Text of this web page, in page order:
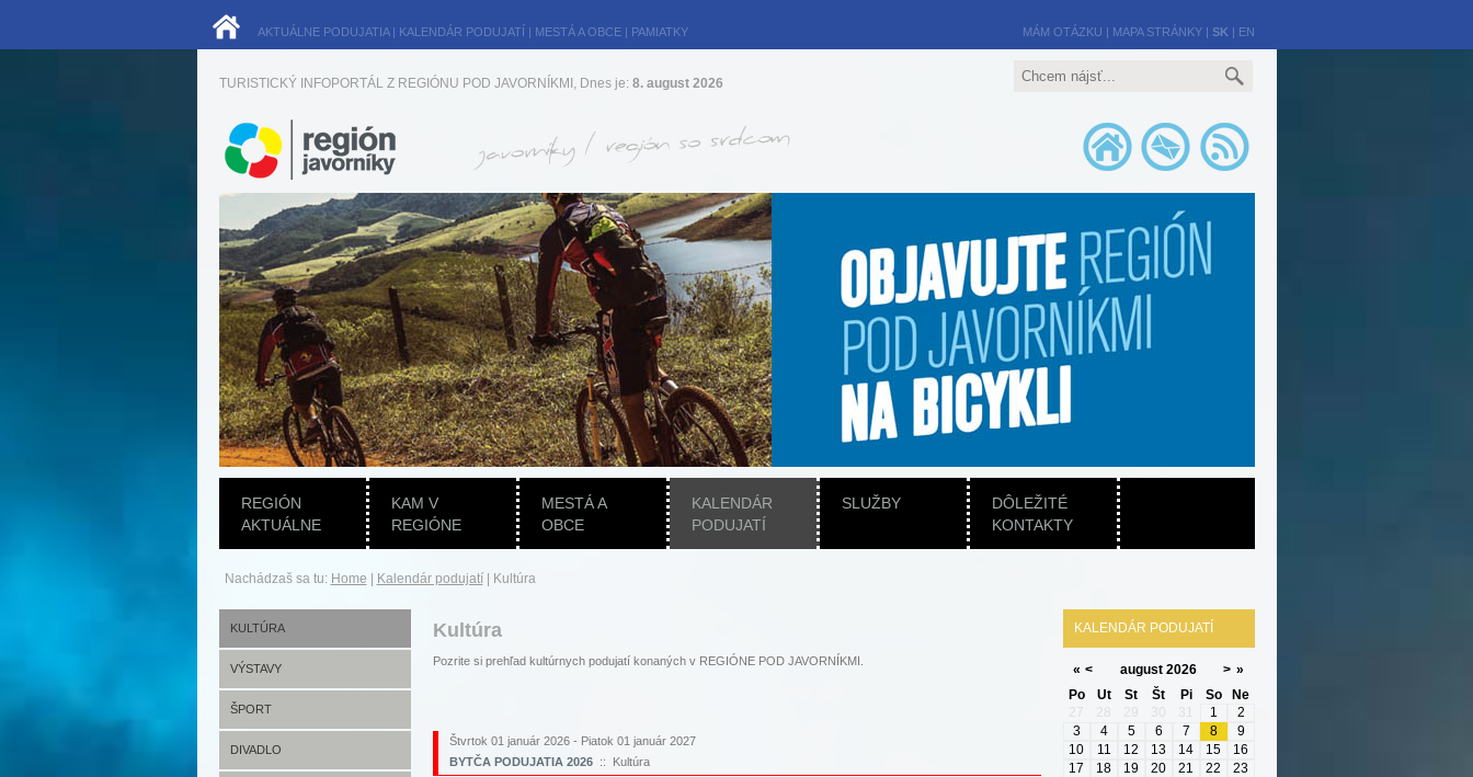
AKTUÁLNE PODUJATIA| KALENDÁR PODUJATÍ | MESTÁ A OBCE| PAMIATKY MÁM OTÁZKU | MAPA STRÁNKY| SK | EN
TURISTICKÝ INFOPORTÁL Z REGIÓNU POD JAVORNÍKMI, Dnes je: 8. august 2026
REGIÓN
AKTUÁLNE
KAM V
REGIÓNE
MESTÁ A
OBCE
KALENDÁR
PODUJATÍ
SLUŽBY
DÔLEŽITÉ
KONTAKTY
Nachádzaš sa tu: Home Kalendár podujatí Kultúra
KULTÚRA
VÝSTAVY
ŠPORT
DIVADLO
Kultúra
Pozrite si prehľad kultúrnych podujatí konaných v REGIÓNE POD JAVORNÍKMI.
Štvrtok 01 január 2026 - Piatok 01 január 2027
BYTČA PODUJATIA 2026:: Kultúra
KALENDÁR PODUJATÍ
« < august 2026 > »
Po
Ut St Št Pi So
Ne
27
28 29 30 31 1
2
3
4 5 6 7 8
9
10
11 12 13 14 15
16
17
18 19 20 21 22
23